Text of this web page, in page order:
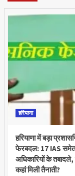
हरियाणा
हरियाणा में बड़ा
फेरबदल: 17 IAS
अधिकारियों के
कहां मिली तैनाती?